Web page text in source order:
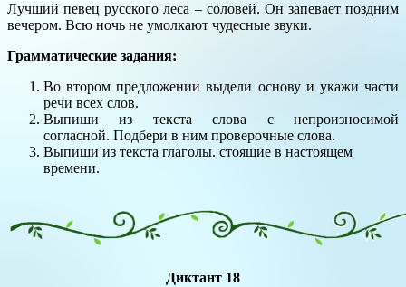
Лучший певец русского леса – соловей. Он запевает поздним
вечером. Всю ночь не умолкают чудесные звуки.
Грамматические задания:
Во втором предложении выдели основу и укажи части
речи всех слов.
Выпиши из текста слова с непроизносимой
согласной. Подбери в ним проверочные слова.
Выпиши из текста глаголы. стоящие в настоящем
времени.
Диктант 18